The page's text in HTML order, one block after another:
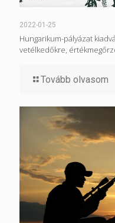
2022-01-25
Hungarikum-pályázat
vetélkedőkre,
Tovább olvasom